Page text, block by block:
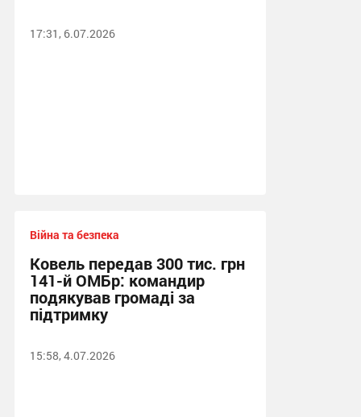
17:31, 6.07.2026
Війна та безпека
Ковель передав 300 тис. грн
141-й ОМБр: командир
подякував громаді за
підтримку
15:58, 4.07.2026